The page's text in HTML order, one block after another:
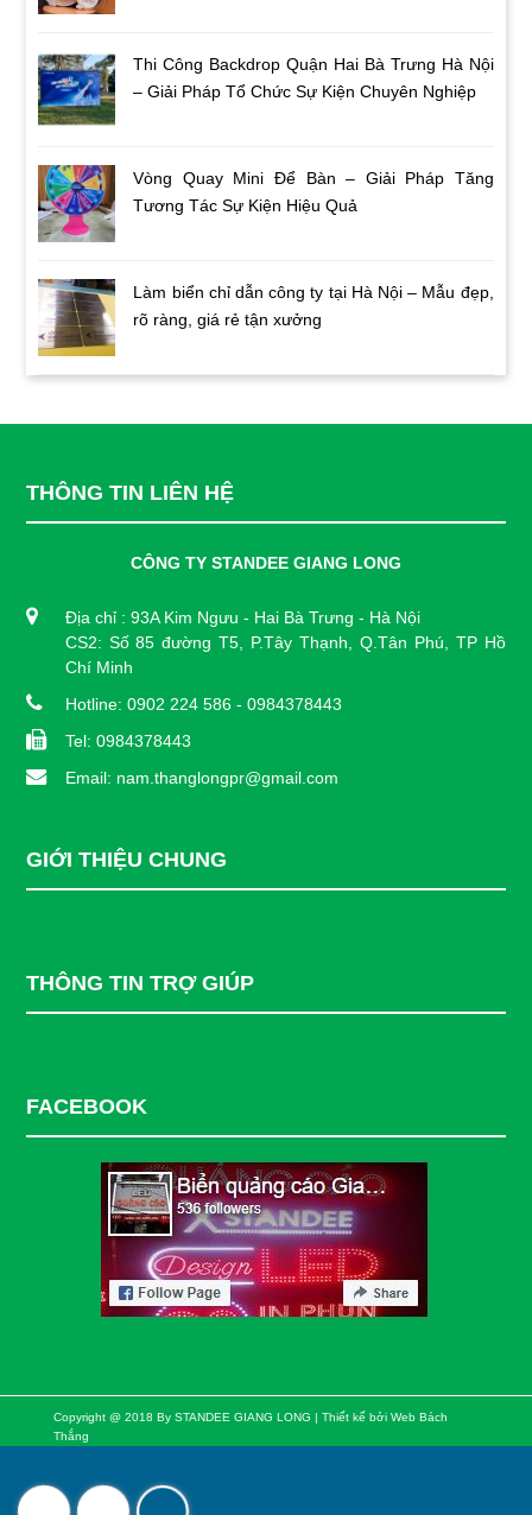
Thi Công Backdrop Quận Hai Bà Trưng Hà Nội
– Giải Pháp Tổ Chức Sự Kiện Chuyên Nghiệp
Vòng Quay Mini Để Bàn – Giải Pháp Tăng
Tương Tác Sự Kiện Hiệu Quả
Làm biển chỉ dẫn công ty tại Hà Nội – Mẫu đẹp,
rõ ràng, giá rẻ tận xưởng
THÔNG TIN LIÊN HỆ
CÔNG TY STANDEE GIANG LONG
Địa chỉ : 93A Kim Ngưu - Hai Bà Trưng - Hà Nội
CS2: Số 85 đường T5, P.Tây Thạnh, Q.Tân Phú, TP Hồ
Chí Minh
Hotline: 0902 224 586 - 0984378443
Tel: 0984378443
Email: nam.thanglongpr@gmail.com
GIỚI THIỆU CHUNG
THÔNG TIN TRỢ GIÚP
FACEBOOK
Copyright @ 2018 By STANDEE GIANG LONG | Thiết kế bởi Web Bách
Thắng